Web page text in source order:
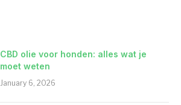
CBD olie voor honden: alles wat je
moet weten
January 6, 2026